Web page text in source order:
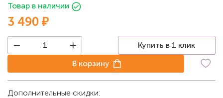
Товар в наличии
3 490 ₽
Купить в 1 клик
В корзину
Дополнительные скидки: